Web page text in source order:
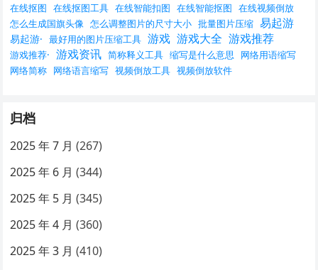
在线抠图 在线抠图工具 在线智能扣图 在线智能抠图 在线视频倒放
怎么生成国旗头像 怎么调整图片的尺寸大小 批量图片压缩 易起游
易起游· 最好用的图片压缩工具 游戏 游戏大全 游戏推荐
游戏推荐· 游戏资讯 简称释义工具 缩写是什么意思
网络用语缩写
网络简称 网络语言缩写 视频倒放工具 视频倒放软件
归档
2025 年 7 月 (267)
2025 年 6 月 (344)
2025 年 5 月 (345)
2025 年 4 月 (360)
2025 年 3 月 (410)